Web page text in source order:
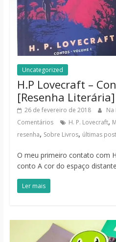
Uncategorized
H.P Lovecraft –
[Resenha Literária]
26 de fevereiro de 2018 Na
Comentários
H. P. Lovecraft,
resenha, Sobre Livros, últimas
O meu primeiro contato com
conto A cor do espaço
Ler mais